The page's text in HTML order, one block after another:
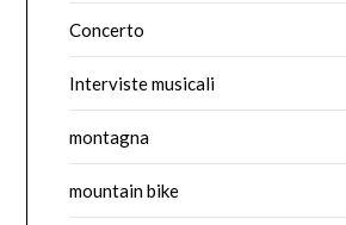
Concerto
Interviste musicali
montagna
mountain bike